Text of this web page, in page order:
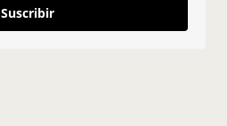
Suscribir